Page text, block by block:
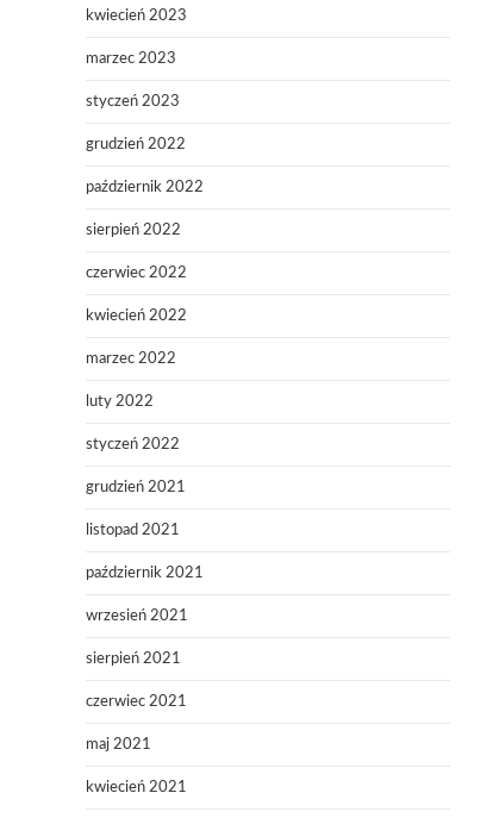
kwiecień 2023
marzec 2023
styczeń 2023
grudzień 2022
październik 2022
sierpień 2022
czerwiec 2022
kwiecień 2022
marzec 2022
luty 2022
styczeń 2022
grudzień 2021
listopad 2021
październik 2021
wrzesień 2021
sierpień 2021
czerwiec 2021
maj 2021
kwiecień 2021